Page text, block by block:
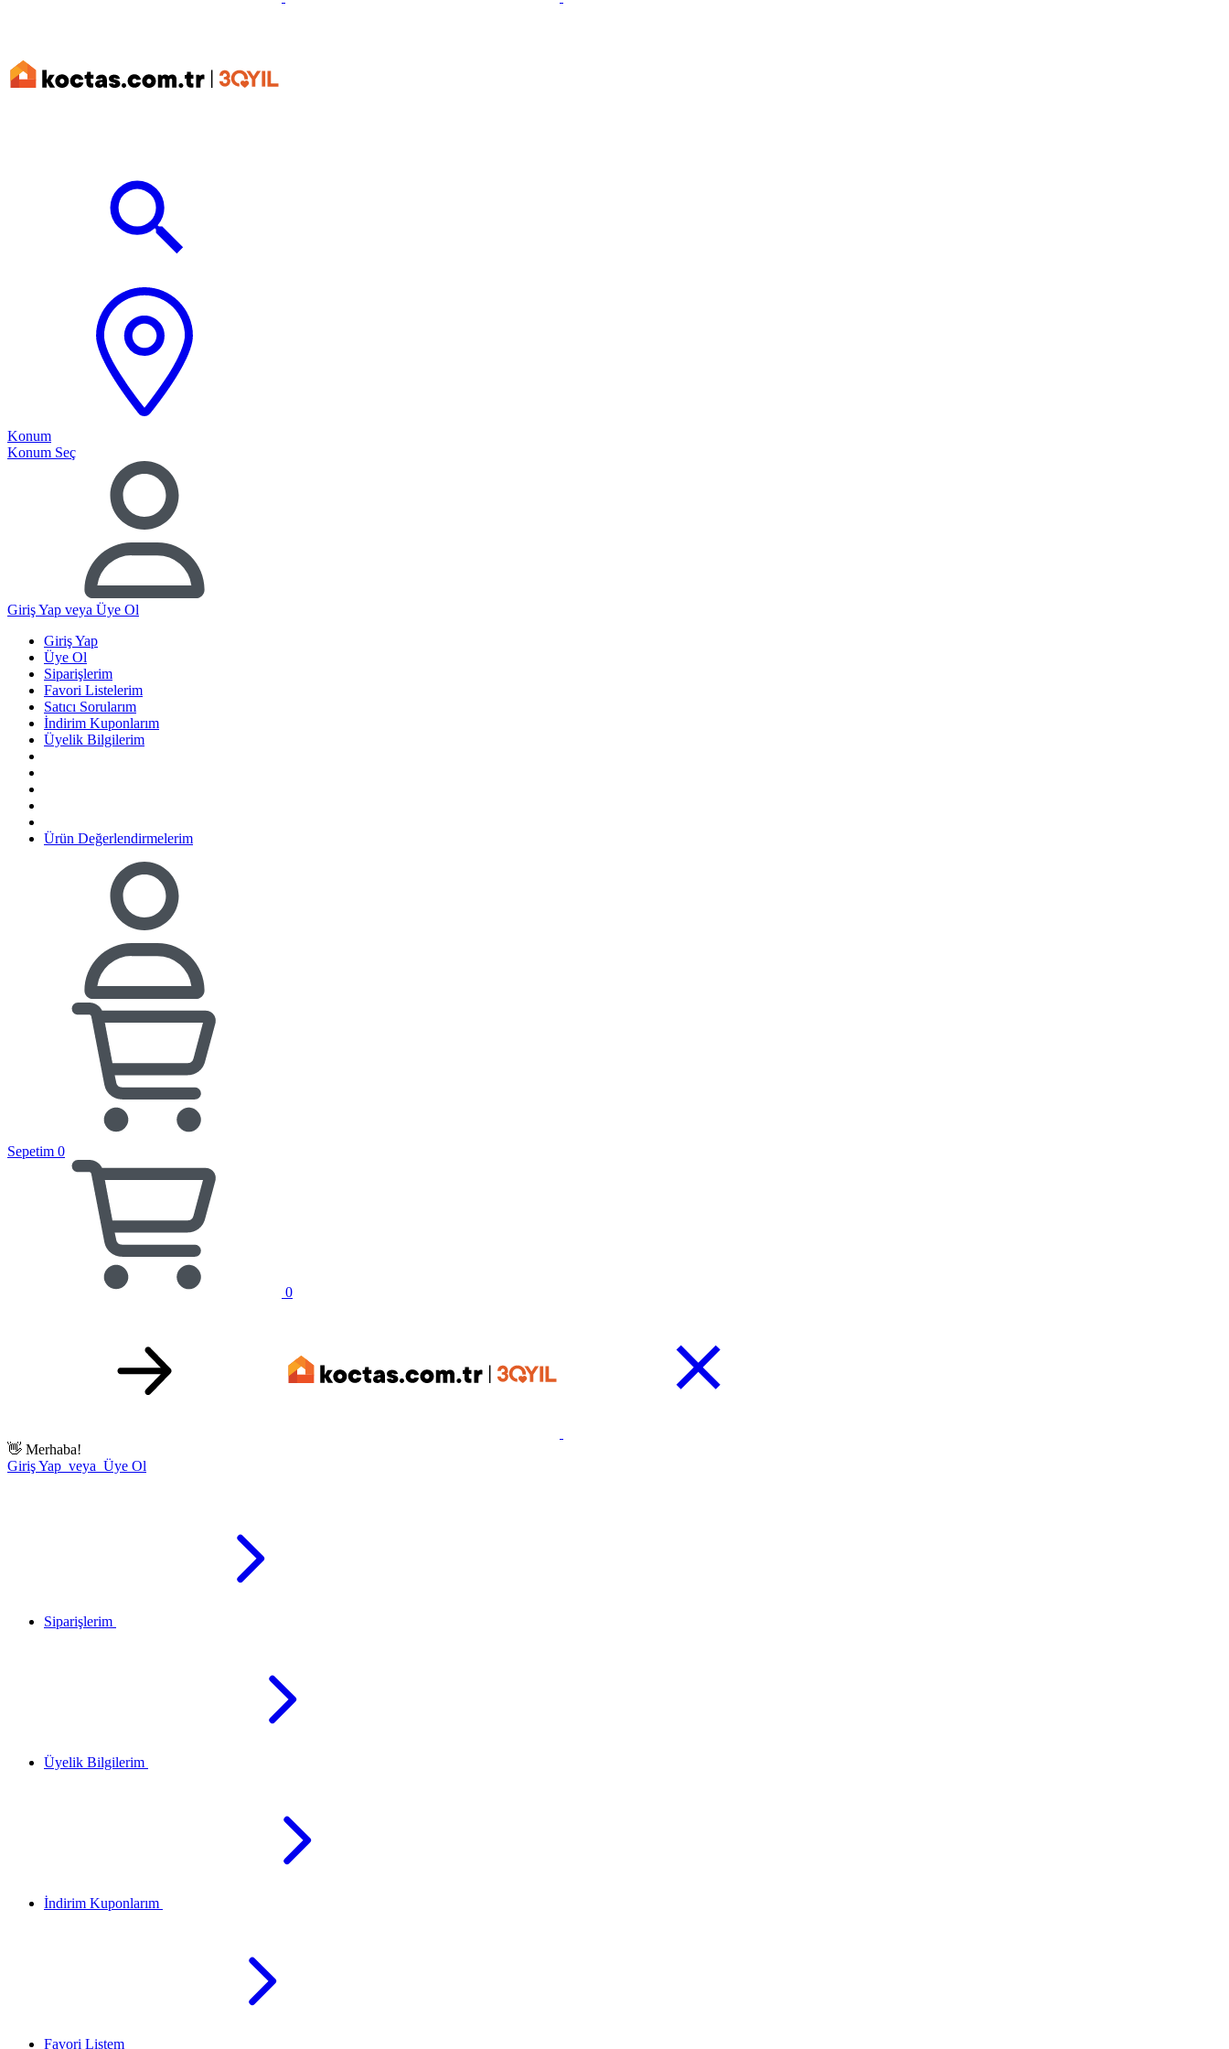
Konum
Konum Seç
Giriş Yap veya Üye Ol
Giriş Yap
Üye Ol
Siparişlerim
Favori Listelerim
Satıcı Sorularım
İndirim Kuponlarım
Üyelik Bilgilerim
Ürün Değerlendirmelerim
Sepetim 0
0
👋 Merhaba!
Giriş Yap veya Üye Ol
Siparişlerim
Üyelik Bilgilerim
İndirim Kuponlarım
Favori Listem